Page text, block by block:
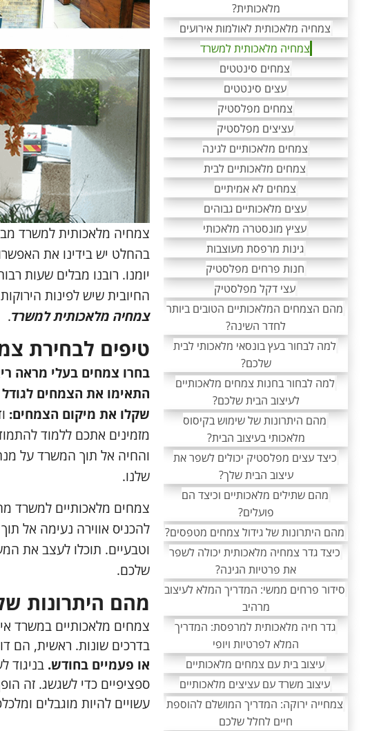
מלאכותית?
צמחיה מלאכותית לאולמות אירועים
צמחיה מלאכותית למשרד
צמחים סינטטים
עצים סינטטים
צמחים מפלסטיק
עציצים מפלסטיק
צמחים מלאכותיים לגינה
צמחים מלאכותיים לבית
צמחים לא אמיתיים
עצים מלאכותיים גבוהים
עציץ מונסטרה מלאכותי
גינות מרפסת מעוצבות
חנות פרחים מפלסטיק
עצי דקל מפלסטיק
מהם הצמחים המלאכותיים הטובים ביותר
לחדר השינה?
למה לבחור בעץ בונסאי מלאכותי לבית
שלכם?
למה לבחור בחנות צמחים מלאכותיים
לעיצוב הבית שלכם?
מהם היתרונות של שימוש בקיסוס
מלאכותי בעיצוב הבית?
כיצד עצים מפלסטיק יכולים לשפר את
עיצוב הבית שלך?
מהם שתילים מלאכותיים וכיצד הם
פועלים?
מהם היתרונות של גידול צמחים מטפסים?
כיצד גדר צמחיה מלאכותית יכולה לשפר
את פרטיות הגינה?
סידור פרחים ממשי: המדריך המלא לעיצוב
מרהיב
גדר חיה מלאכותית למרפסת: המדריך
המלא לפרטיות ויופי
עיצוב בית עם צמחים מלאכותיים
עיצוב משרד עם עציצים מלאכותיים
צמחייה ירוקה: המדריך המושלם להוספת
חיים לחלל שלכם
צמחיה מלאכותית למשרד
בהחלט יש בידינו את
יומנו. רובנו מבלים שעות
החיובית שיש לפינות
צמחיה מלאכותית למשרד.
טיפים לבחירת
בחרו צמחים בעלי מראה
התאימו את הצמחים לגודל
שקלו את מיקום הצמחים:
מזמינים אתכם ללמוד
והחיה אל תוך המשרד על
שלנו.
צמחים מלאכותיים למשרד
להכניס אווירה נעימה אל
וטבעיים. תוכלו לעצב את
שלכם.
מהם היתרונות
צמחים מלאכותיים במשרד
בדרכים שונות. ראשית, הם
או פעמיים בחודש. בניגוד
ספציפיים כדי לשגשג. זה
עשויים להיות מוגבלים